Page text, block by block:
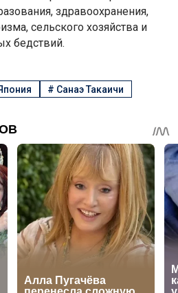
здравоохранения,
сельского хозяйства и
бедствий.
# Санаэ Такаичи